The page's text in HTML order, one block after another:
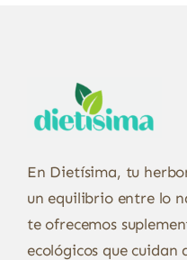
En Dietísima, tu
un equilibrio entre lo
te ofrecemos
ecológicos que